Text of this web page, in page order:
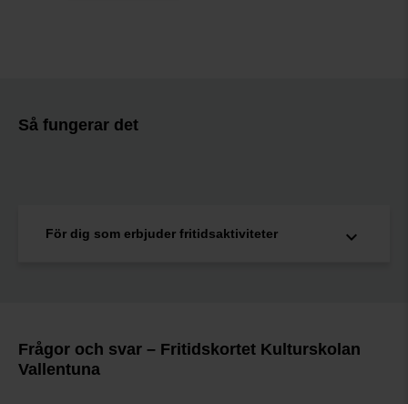
Så fungerar det
För dig som erbjuder fritidsaktiviteter
Frågor och svar – Fritidskortet Kulturskolan
Vallentuna